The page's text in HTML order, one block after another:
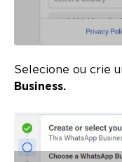
Selecione ou crie
Business.